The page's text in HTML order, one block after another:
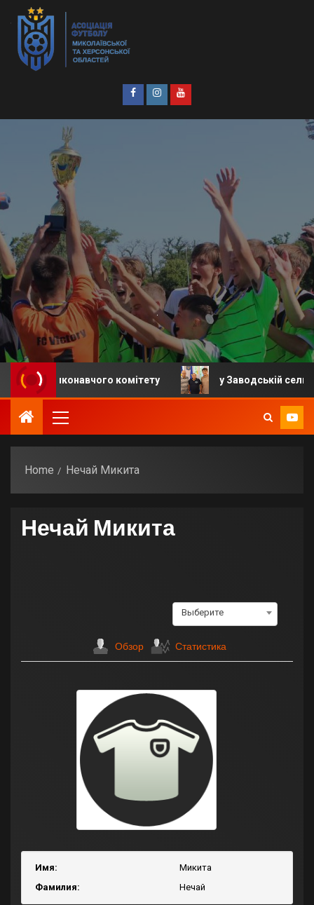
виконавчого комітету у Заводській селищній
Home Нечай Микита
Нечай Микита
Выберите
Обзор Статистика
Имя:
Микита
Фамилия:
Нечай